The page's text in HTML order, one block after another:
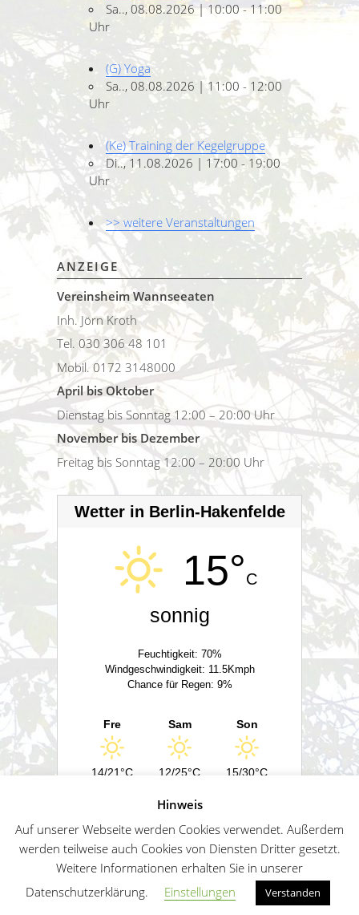
Sa.., 08.08.2026 | 10:00 - 11:00
Uhr
(G) Yoga
Sa.., 08.08.2026 | 11:00 - 12:00
Uhr
(Ke) Training der Kegelgruppe
Di.., 11.08.2026 | 17:00 - 19:00
Uhr
>> weitere Veranstaltungen
ANZEIGE
Vereinsheim Wannseeaten
Inh. Jörn Kroth
Tel. 030 306 48 101
Mobil. 0172 3148000
April bis Oktober
Dienstag bis Sonntag 12:00 – 20:00 Uhr
November bis Dezember
Freitag bis Sonntag 12:00 – 20:00 Uhr
Wetter in Berlin-Hakenfelde
15°C
sonnig
Feuchtigkeit: 70%
Windgeschwindigkeit: 11.5Kmph
Chance für Regen: 9%
Fre
14/21°C
Sam
12/25°C
Son
15/30°C
Impressum Datenschutz Sitemap German
Penguin WordPress Theme kreiert von WPZOO
Hinweis
Auf unserer Webseite werden Cookies verwendet. Außerdem
werden teilweise auch Cookies von Diensten Dritter gesetzt.
Weitere Informationen erhalten Sie in unserer
Datenschutzerklärung.
Einstellungen Verstanden